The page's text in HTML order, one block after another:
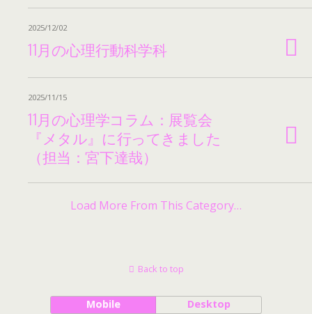
2025/12/02
11月の心理行動科学科
2025/11/15
11月の心理学コラム：展覧会
『メタル』に行ってきました
（担当：宮下達哉）
Load More From This Category…
Back to top
Mobile Desktop